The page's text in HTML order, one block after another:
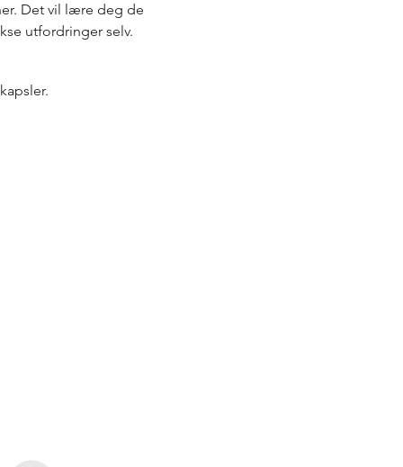
Det vil lære deg de
utfordringer selv.